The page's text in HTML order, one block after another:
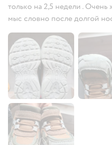
только на 2,5 недели .
мыс словно после долгой